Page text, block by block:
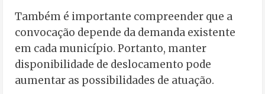
Também é importante compreender que a
convocação depende da demanda existente
em cada município. Portanto, manter
disponibilidade de deslocamento pode
aumentar as possibilidades de atuação.